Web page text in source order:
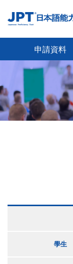
申請資料
學生